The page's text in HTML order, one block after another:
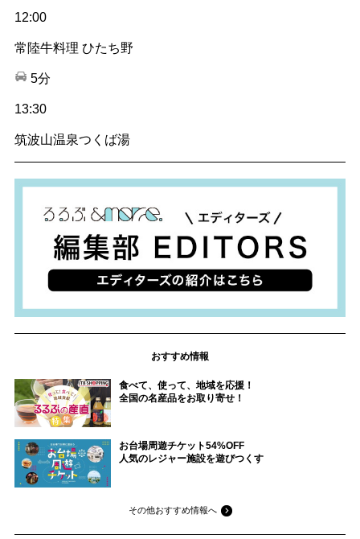
12:00
常陸牛料理 ひたち野
5分
13:30
筑波山温泉つくば湯
おすすめ情報
食べて、使って、地域を応援！
全国の名産品をお取り寄せ！
お台場周遊チケット54%OFF
人気のレジャー施設を遊びつくす
その他おすすめ情報へ